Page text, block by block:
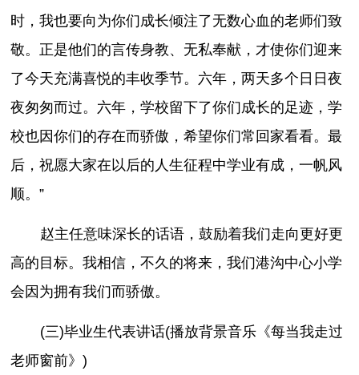
时，我也要向为你们成长倾注了无数心血的老师们致
敬。正是他们的言传身教、无私奉献，才使你们迎来
了今天充满喜悦的丰收季节。六年，两天多个日日夜
夜匆匆而过。六年，学校留下了你们成长的足迹，学
校也因你们的存在而骄傲，希望你们常回家看看。最
后，祝愿大家在以后的人生征程中学业有成，一帆风
顺。”
赵主任意味深长的话语，鼓励着我们走向更好更
高的目标。我相信，不久的将来，我们港沟中心小学
会因为拥有我们而骄傲。
(三)毕业生代表讲话(播放背景音乐《每当我走过
老师窗前》)